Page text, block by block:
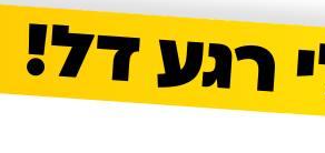
רגע דל!